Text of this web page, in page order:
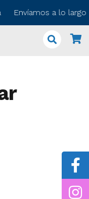
Envíamos a lo